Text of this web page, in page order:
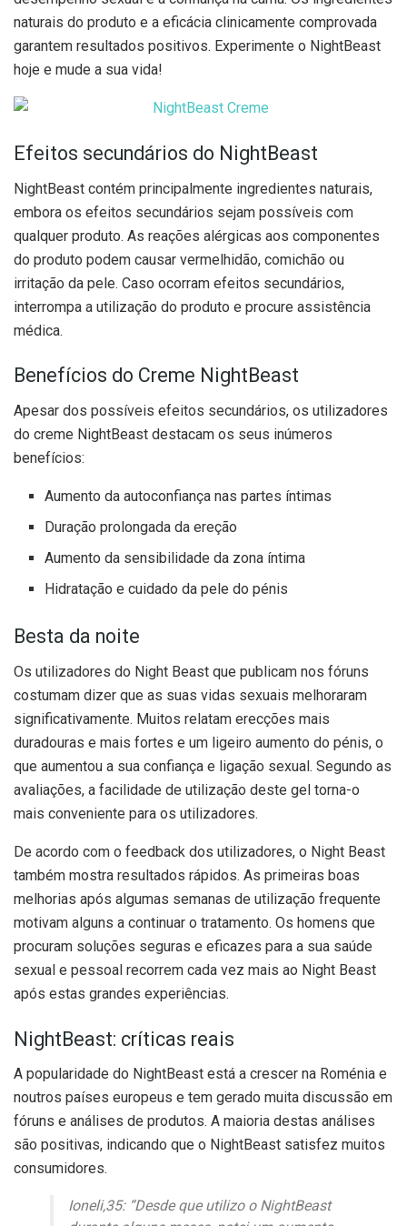
naturais do produto e a eficácia clinicamente comprovada
garantem resultados positivos. Experimente o NightBeast
hoje e mude a sua vida!
Efeitos secundários do NightBeast
NightBeast contém principalmente ingredientes naturais,
embora os efeitos secundários sejam possíveis com
qualquer produto. As reações alérgicas aos componentes
do produto podem causar vermelhidão, comichão ou
irritação da pele. Caso ocorram efeitos secundários,
interrompa a utilização do produto e procure assistência
médica.
Benefícios do Creme NightBeast
Apesar dos possíveis efeitos secundários, os utilizadores
do creme NightBeast destacam os seus inúmeros
benefícios:
Aumento da autoconfiança nas partes íntimas
Duração prolongada da ereção
Aumento da sensibilidade da zona íntima
Hidratação e cuidado da pele do pénis
Besta da noite
Os utilizadores do Night Beast que publicam nos fóruns
costumam dizer que as suas vidas sexuais melhoraram
significativamente. Muitos relatam erecções mais
duradouras e mais fortes e um ligeiro aumento do pénis, o
que aumentou a sua confiança e ligação sexual. Segundo as
avaliações, a facilidade de utilização deste gel torna-o
mais conveniente para os utilizadores.
De acordo com o feedback dos utilizadores, o Night Beast
também mostra resultados rápidos. As primeiras boas
melhorias após algumas semanas de utilização frequente
motivam alguns a continuar o tratamento. Os homens que
procuram soluções seguras e eficazes para a sua saúde
sexual e pessoal recorrem cada vez mais ao Night Beast
após estas grandes experiências.
NightBeast: críticas reais
A popularidade do NightBeast está a crescer na Roménia e
noutros países europeus e tem gerado muita discussão em
fóruns e análises de produtos. A maioria destas análises
são positivas, indicando que o NightBeast satisfez muitos
consumidores.
Ioneli,35: “Desde que utilizo o NightBeast